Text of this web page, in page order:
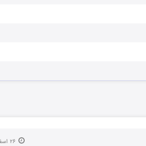
۲۶ اسفند ۱۳۹۳